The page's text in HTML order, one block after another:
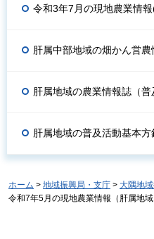
令和3年7月の現地農業情
肝属中部地域の畑かん営農
肝属地域の農業情報誌（普
肝属地域の普及活動基本方
ホーム > 地域振興局・支庁 > 大隅地
令和7年5月の現地農業情報（肝属地域